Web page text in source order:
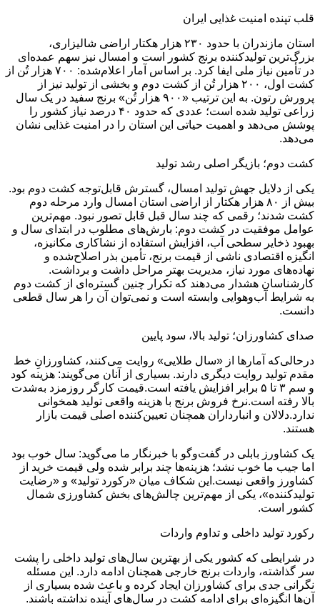
قلب تپنده امنیت غذایی ایران
استان مازندران با حدود ۲۳۰ هزار هکتار اراضی شالیزاری،
بزرگ‌ترین تولیدکننده برنج کشور است و امسال نیز سهم عمده‌ای
در تأمین نیاز ملی ایفا کرد. بر اساس آمار اعلام‌شده: ۷۰۰ هزار تُن از
کشت اول، ۲۰۰ هزار تُن از کشت دوم و بخشی از تولید نیز از
پرورش رتون. به این ترتیب «۹۰۰ هزار تُن» برنج سفید در یک سال
زراعی تولید شده است؛ عددی که حدود ۴۰ درصد نیاز کشور را
پوشش می‌دهد و اهمیت حیاتی این استان را در امنیت غذایی نشان
می‌دهد.
کشت دوم؛ بازیگر اصلی رشد تولید
یکی از دلایل جهش تولید امسال، گسترش قابل‌توجه کشت دوم بود.
بیش از ۸۰ هزار هکتار از اراضی استان امسال وارد مرحله دوم
کشت شدند؛ رقمی که چند سال قبل قابل تصور نبود. مهم‌ترین
عوامل موفقیت در کشت دوم: بارش‌های مطلوب در ابتدای سال و
بهبود ذخایر سطحی آب، افزایش استفاده از نشاکاری مکانیزه،
انگیزه اقتصادی ناشی از قیمت برنج، تأمین بذر اصلاح‌شده و
نهاده‌های مورد نیاز، مدیریت بهتر مراحل داشت و برداشت.
کارشناسان هشدار می‌دهند که تکرار چنین گستره‌ای از کشت دوم
به شرایط آب‌وهوایی وابسته است و نمی‌توان آن را هر سال قطعی
دانست.
صدای کشاورزان؛ تولید بالا، سود پایین
درحالی‌که آمارها از «سال طلایی» روایت می‌کنند، کشاورزانِ خط
مقدم تولید روایت دیگری دارند. بسیاری از آنان می‌گویند: هزینه کود
و سم ۳ تا ۵ برابر افزایش یافته است.قیمت کارگر روزمزد به‌شدت
بالا رفته است.نرخ فروش برنج با هزینه واقعی تولید همخوانی
ندارد.دلالان و انبارداران همچنان تعیین‌کننده اصلی قیمت بازار
هستند.
یک کشاورز بابلی در گفت‌وگو با خبرنگار ما می‌گوید: سال خوب بود
اما جیب ما خوب نشد؛ هزینه‌ها چند برابر شده ولی قیمت خرید از
کشاورز واقعی نیست.این شکاف میان «رکورد تولید» و «رضایت
تولیدکننده»، یکی از مهم‌ترین چالش‌های بخش کشاورزی شمال
کشور است.
رکورد تولید داخلی و تداوم واردات
در شرایطی که کشور یکی از بهترین سال‌های تولید داخلی را پشت
سر گذاشته، واردات برنج خارجی همچنان ادامه دارد. این مسئله
نگرانی جدی برای کشاورزان ایجاد کرده و باعث شده بسیاری از
آن‌ها انگیزه‌ای برای ادامه کشت در سال‌های آینده نداشته باشند.